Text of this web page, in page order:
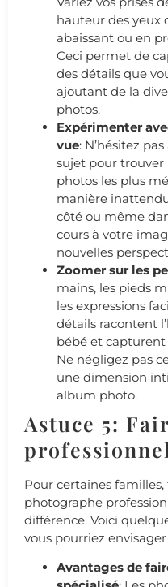
hauteur des yeux
abaissant ou en
Ceci permet de
des détails que
ajoutant de la
photos.
Expérimenter
vue: N’hésitez
sujet pour trouver
photos les plus
manière
côté ou même
cours à votre
nouvelles
Zoomer sur les
mains, les pieds
les expressions
détails racontent
bébé et capturent
Ne négligez pas
une dimension
album photo.
Astuce 5:
Pour certaines
photographe
différence. Voici
vous pourriez
Avantages de